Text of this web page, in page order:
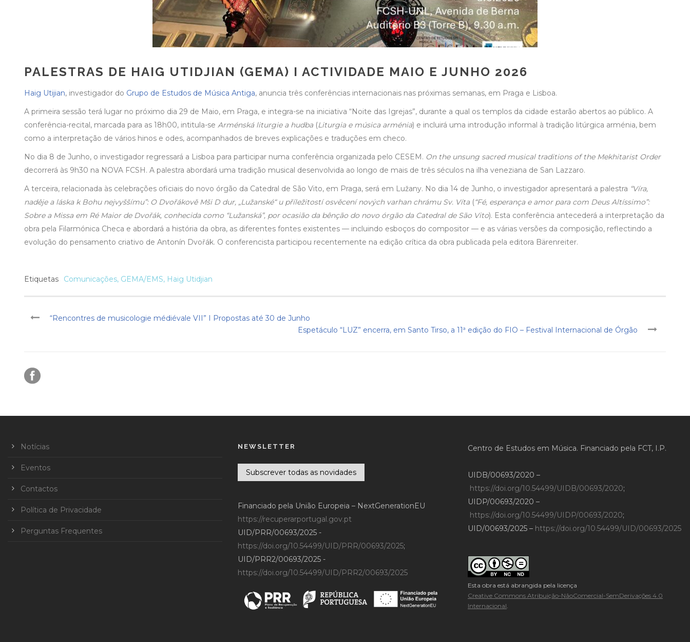
PALESTRAS DE HAIG UTIDJIAN (GEMA) I ACTIVIDADE MAIO E JUNHO 2026
Haig Utijian, investigador do Grupo de Estudos de Música Antiga, anuncia três conferências internacionais nas próximas semanas, em Praga e Lisboa.
A primeira sessão terá lugar no próximo dia 29 de Maio, em Praga, e integra-se na iniciativa “Noite das Igrejas”, durante a qual os templos da cidade estarão abertos ao público. A
conferência-recital, marcada para as 18h00, intitula-se Arménská liturgie a hudba(Liturgia e música arménia) e incluirá uma introdução informal à tradição litúrgica arménia, bem
como a interpretação de vários hinos e odes, acompanhados de breves explicações e traduções em checo.
No dia 8 de Junho, o investigador regressará a Lisboa para participar numa conferência organizada pelo CESEM. On the unsung sacred musical traditions of the Mekhitarist Order
decorrerá às 9h30 na NOVA FCSH. A palestra abordará uma tradição musical desenvolvida ao longo de mais de três séculos na ilha veneziana de San Lazzaro.
A terceira, relacionada às celebrações oficiais do novo órgão da Catedral de São Vito, em Praga, será em Lužany. No dia 14 de Junho, o investigador apresentará a palestra “Víra,
naděje a láska k Bohu nejvyššímu”: O Dvořákově Mši D dur, „Lužanské“ u příležitostí osvěcení nových varhan chrámu Sv. Víta(“Fé, esperança e amor para com Deus Altíssimo”:
Sobre a Missa em Ré Maior de Dvořák, conhecida como “Lužanská”, por ocasião da bênção do novo órgão da Catedral de São Vito). Esta conferência antecederá a interpretação da
obra pela Filarmónica Checa e abordará a história da obra, as diferentes fontes existentes — incluindo esboços do compositor — e as várias versões da composição, reflectindo a
evolução do pensamento criativo de Antonín Dvořák. O conferencista participou recentemente na edição crítica da obra publicada pela editora Bärenreiter.
Etiquetas Comunicações, GEMA/EMS, Haig Utidjian
“Rencontres de musicologie médiévale VII” I Propostas até 30 de Junho
Espetáculo “LUZ” encerra, em Santo Tirso, a 11ª edição do FIO – Festival Internacional de Órgão
Notícias
Eventos
Contactos
Política de Privacidade
Perguntas Frequentes
NEWSLETTER
Subscrever todas as novidades
Financiado pela União Europeia – NextGenerationEU
https://recuperarportugal.gov.pt
UID/PRR/00693/2025 -
https://doi.org/10.54499/UID/PRR/00693/2025;
UID/PRR2/00693/2025 -
https://doi.org/10.54499/UID/PRR2/00693/2025
Centro de Estudos em Música. Financiado pela FCT, I.P.
UIDB/00693/2020 –
https://doi.org/10.54499/UIDB/00693/2020;
UIDP/00693/2020 –
https://doi.org/10.54499/UIDP/00693/2020;
UID/00693/2025 – https://doi.org/10.54499/UID/00693/2025
Esta obra está abrangida pela licença
Creative Commons Atribuição-NãoComercial-SemDerivações 4.0
Internacional.